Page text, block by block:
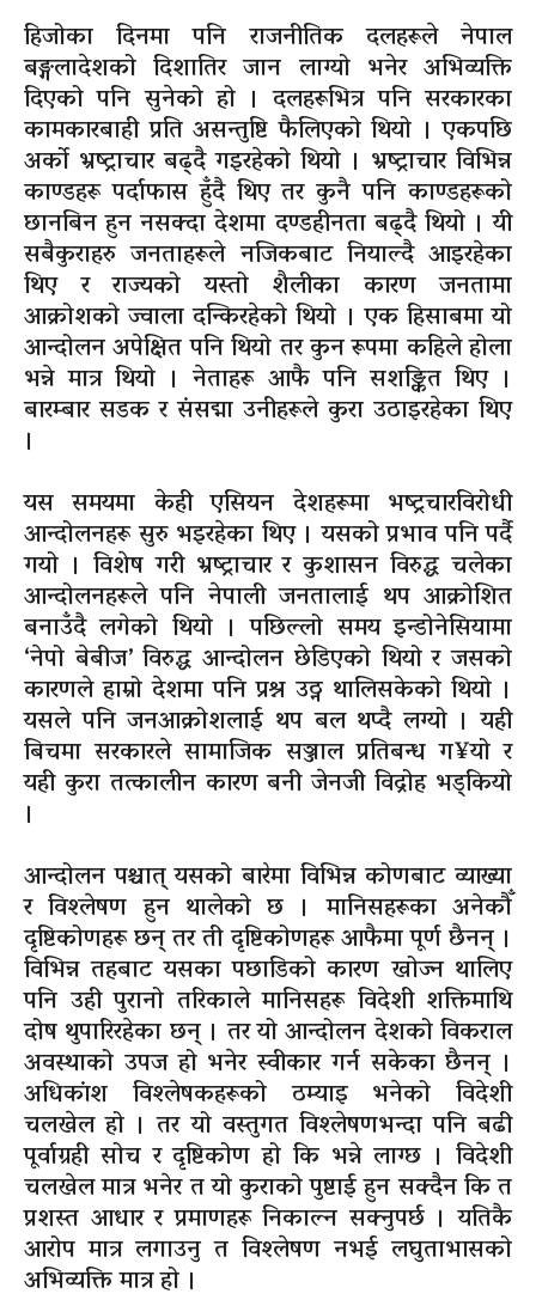
हिजोका दिनमा पनि राजनीतिक दलहरूले नेपाल
बङ्गलादेशको दिशातिर जान लाग्यो भनेर अभिव्यक्ति
दिएको पनि सुनेको हो । दलहरूभित्र पनि सरकारका
कामकारबाही प्रति असन्तुष्टि फैलिएको थियो । एकपछि
अर्को भ्रष्ट्राचार बढ्दै गइरहेको थियो । भ्रष्ट्राचार विभिन्न
काण्डहरू पर्दाफास हुँदै थिए तर कुनै पनि काण्डहरूको
छानबिन हुन नसक्दा देशमा दण्डहीनता बढ्दै थियो । यी
सबैकुराहरु जनताहरूले नजिकबाट नियाल्दै आइरहेका
थिए र राज्यको यस्तो शैलीका कारण जनतामा
आक्रोशको ज्वाला दन्किरहेको थियो । एक हिसाबमा यो
आन्दोलन अपेक्षित पनि थियो तर कुन रूपमा कहिले होला
भन्ने मात्र थियो । नेताहरू आफै पनि सशङ्कित थिए ।
बारम्बार सडक र संसद्मा उनीहरूले कुरा उठाइरहेका थिए
।
यस समयमा केही एसियन देशहरूमा भष्ट्रचारविरोधी
आन्दोलनहरू सुरु भइरहेका थिए । यसको प्रभाव पनि पर्दै
गयो । विशेष गरी भ्रष्ट्राचार र कुशासन विरुद्ध चलेका
आन्दोलनहरूले पनि नेपाली जनतालाई थप आक्रोशित
बनाउँदै लगेको थियो । पछिल्लो समय इन्डोनेसियामा
‘नेपो बेबीज’ विरुद्ध आन्दोलन छेडिएको थियो र जसको
कारणले हाम्रो देशमा पनि प्रश्न उठ्न थालिसकेको थियो ।
यसले पनि जनआक्रोशलाई थप बल थप्दै लग्यो । यही
बिचमा सरकारले सामाजिक सञ्जाल प्रतिबन्ध ग¥यो र
यही कुरा तत्कालीन कारण बनी जेनजी विद्रोह भड्कियो
।
आन्दोलन पश्चात् यसको बारेमा विभिन्न कोणबाट व्याख्या
र विश्लेषण हुन थालेको छ । मानिसहरूका अनेकौँ
दृष्टिकोणहरू छन् तर ती दृष्टिकोणहरू आफैमा पूर्ण छैनन् ।
विभिन्न तहबाट यसका पछाडिको कारण खोज्न थालिए
पनि उही पुरानो तरिकाले मानिसहरू विदेशी शक्तिमाथि
दोष थुपारिरहेका छन् । तर यो आन्दोलन देशको विकराल
अवस्थाको उपज हो भनेर स्वीकार गर्न सकेका छैनन् ।
अधिकांश विश्लेषकहरूको ठम्याइ भनेको विदेशी
चलखेल हो । तर यो वस्तुगत विश्लेषणभन्दा पनि बढी
पूर्वाग्रही सोच र दृष्टिकोण हो कि भन्ने लाग्छ । विदेशी
चलखेल मात्र भनेर त यो कुराको पुष्टाई हुन सक्दैन कि त
प्रशस्त आधार र प्रमाणहरू निकाल्न सक्नुपर्छ । यतिकै
आरोप मात्र लगाउनु त विश्लेषण नभई लघुताभासको
अभिव्यक्ति मात्र हो ।